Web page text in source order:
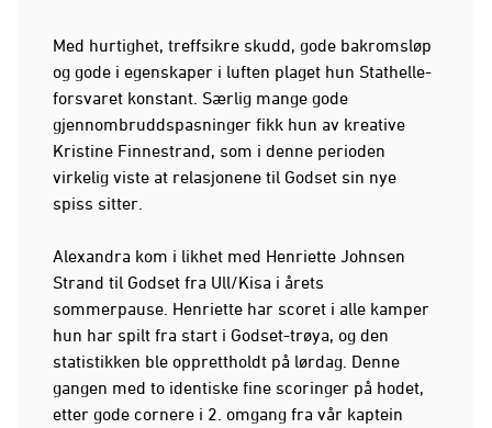
Med hurtighet, treffsikre skudd, gode bakromsløp
og gode i egenskaper i luften plaget hun Stathelle-
forsvaret konstant. Særlig mange gode
gjennombruddspasninger fikk hun av kreative
Kristine Finnestrand, som i denne perioden
virkelig viste at relasjonene til Godset sin nye
spiss sitter.
Alexandra kom i likhet med Henriette Johnsen
Strand til Godset fra Ull/Kisa i årets
sommerpause. Henriette har scoret i alle kamper
hun har spilt fra start i Godset-trøya, og den
statistikken ble opprettholdt på lørdag. Denne
gangen med to identiske fine scoringer på hodet,
etter gode cornere i 2. omgang fra vår kaptein